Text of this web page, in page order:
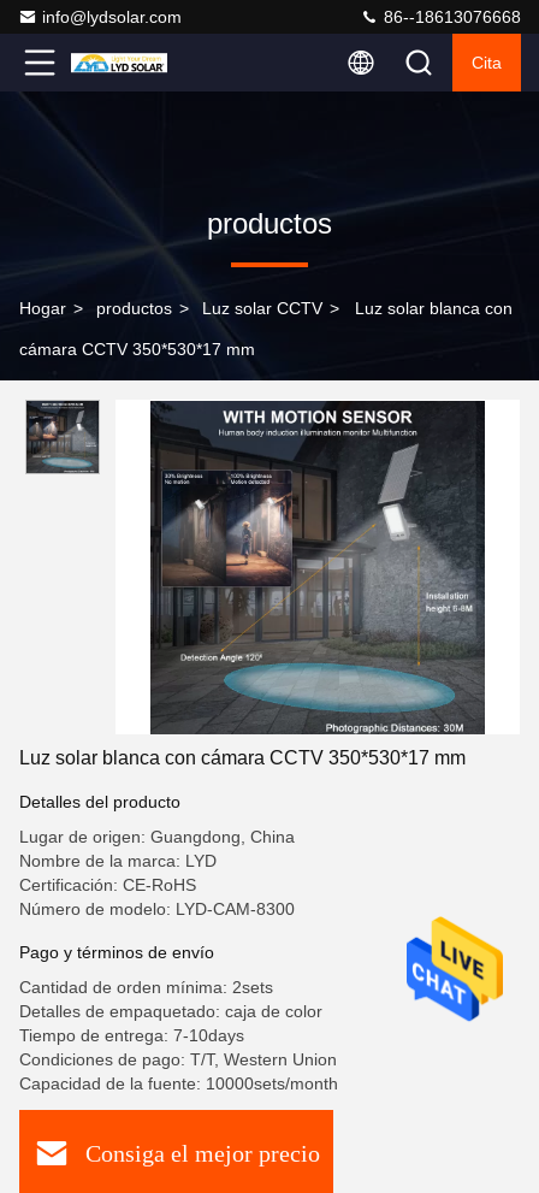
info@lydsolar.com 86--18613076668
Cita
productos
Hogar > productos > Luz solar CCTV > Luz solar blanca con
cámara CCTV 350*530*17 mm
Luz solar blanca con cámara CCTV 350*530*17 mm
Detalles del producto
Lugar de origen: Guangdong, China
Nombre de la marca: LYD
Certificación: CE-RoHS
Número de modelo: LYD-CAM-8300
Pago y términos de envío
Cantidad de orden mínima: 2sets
Detalles de empaquetado: caja de color
Tiempo de entrega: 7-10days
Condiciones de pago: T/T, Western Union
Capacidad de la fuente: 10000sets/month
Consiga el mejor precio